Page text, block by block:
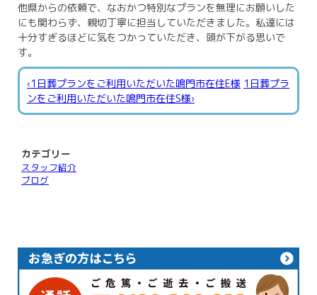
他県からの依頼で、なおかつ特別なプランを無理にお願いした
にも関わらず、親切丁寧に担当していただきました。私達には
十分すぎるほどに気をつかっていただき、頭が下がる思いで
す。
‹1日葬プランをご利用いただいた鳴門市在住E様 1日葬プラ
ンをご利用いただいた鳴門市在住S様›
カテゴリー
スタッフ紹介
ブログ